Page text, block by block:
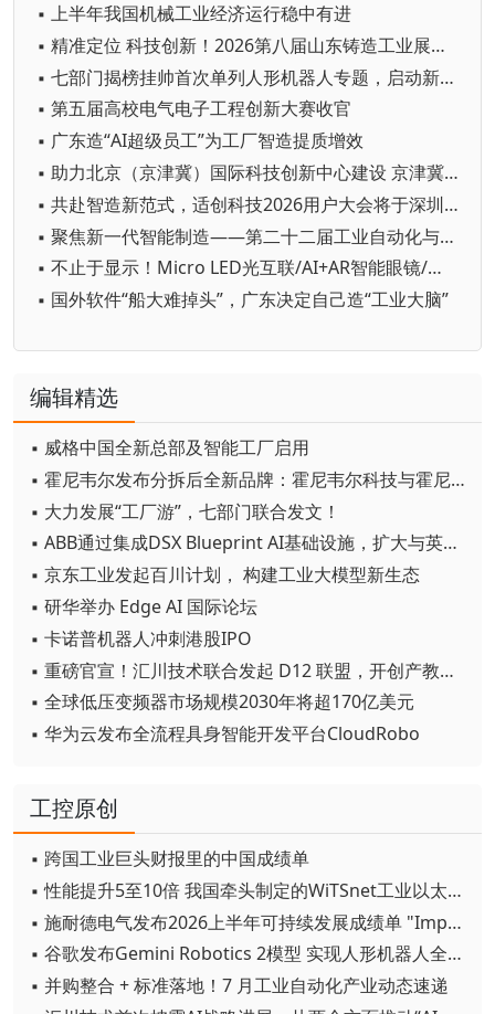
▪ 上半年我国机械工业经济运行稳中有进
▪ 精准定位 科技创新！2026第八届山东铸造工业展览会在青岛开幕
▪ 七部门揭榜挂帅首次单列人形机器人专题，启动新一轮国家级技术攻坚
▪ 第五届高校电气电子工程创新大赛收官
▪ 广东造“AI超级员工”为工厂智造提质增效
▪ 助力北京（京津冀）国际科技创新中心建设 京津冀成立机器人产业链联盟
▪ 共赴智造新范式，适创科技2026用户大会将于深圳启幕
▪ 聚焦新一代智能制造——第二十二届工业自动化与标准化研讨会在京举办
▪ 不止于显示！Micro LED光互联/AI+AR智能眼镜/玻璃基板TGV等全新赛道集中亮相，创新动能尽在2026深圳国际全触与显示展
▪ 国外软件“船大难掉头”，广东决定自己造“工业大脑”
编辑精选
▪ 威格中国全新总部及智能工厂启用
▪ 霍尼韦尔发布分拆后全新品牌：霍尼韦尔科技与霍尼韦尔航空航天
▪ 大力发展“工厂游”，七部门联合发文！
▪ ABB通过集成DSX Blueprint AI基础设施，扩大与英伟达的合作
▪ 京东工业发起百川计划， 构建工业大模型新生态
▪ 研华举办 Edge AI 国际论坛
▪ 卡诺普机器人冲刺港股IPO
▪ 重磅官宣！汇川技术联合发起 D12 联盟，开创产教融合新范式
▪ 全球低压变频器市场规模2030年将超170亿美元
▪ 华为云发布全流程具身智能开发平台CloudRobo
工控原创
▪ 跨国工业巨头财报里的中国成绩单
▪ 性能提升5至10倍 我国牵头制定的WiTSnet工业以太网国际标准正式发布
▪ 施耐德电气发布2026上半年可持续发展成绩单 "Impact 2030"路线图开局稳健
▪ 谷歌发布Gemini Robotics 2模型 实现人形机器人全身智能控制突破
▪ 并购整合 + 标准落地！7 月工业自动化产业动态速递